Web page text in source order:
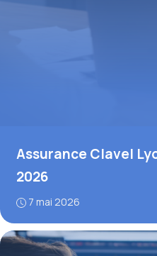
Assurance Clavel
2026
7 mai 2026